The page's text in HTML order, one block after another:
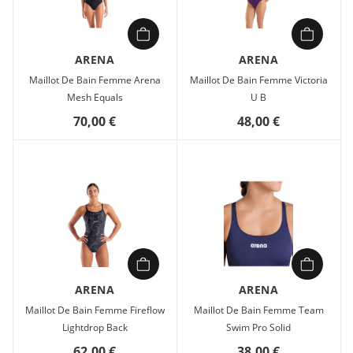
ARENA
Maillot De Bain Femme Arena
Mesh Equals
70,00 €
ARENA
Maillot De Bain Femme Victoria
U B
48,00 €
ARENA
Maillot De Bain Femme Fireflow
Lightdrop Back
ARENA
Maillot De Bain Femme Team
Swim Pro Solid